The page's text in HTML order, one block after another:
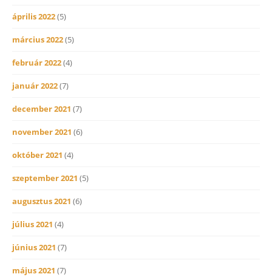
április 2022(5)
március 2022(5)
február 2022(4)
január 2022(7)
december 2021 (7)
november 2021 (6)
október 2021 (4)
szeptember 2021 (5)
augusztus 2021 (6)
július 2021 (4)
június 2021 (7)
május 2021 (7)